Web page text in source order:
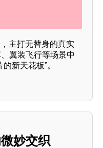
主打无替身的真实
翼装飞行等场景中
新天花板”。
妙交织